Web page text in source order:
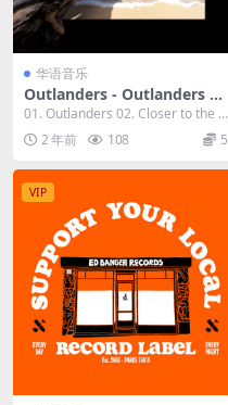
华语音乐
Outlanders - Outlanders 20
23 [24Bit/44.1kHz] [Hi-Res
Flac 906MB]
01. Outlanders 02. Closer to the S
ky 03....
2 年前 108 5
VIP